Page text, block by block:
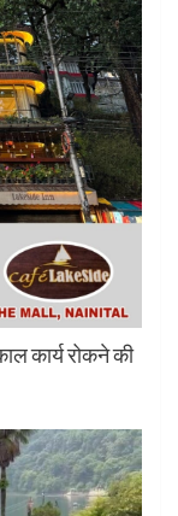
कार्य रोकने की